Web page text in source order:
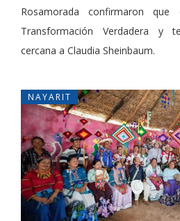
Rosamorada confirmaron
Transformación Verdadera y
cercana a Claudia Sheinbaum.
NAYARIT